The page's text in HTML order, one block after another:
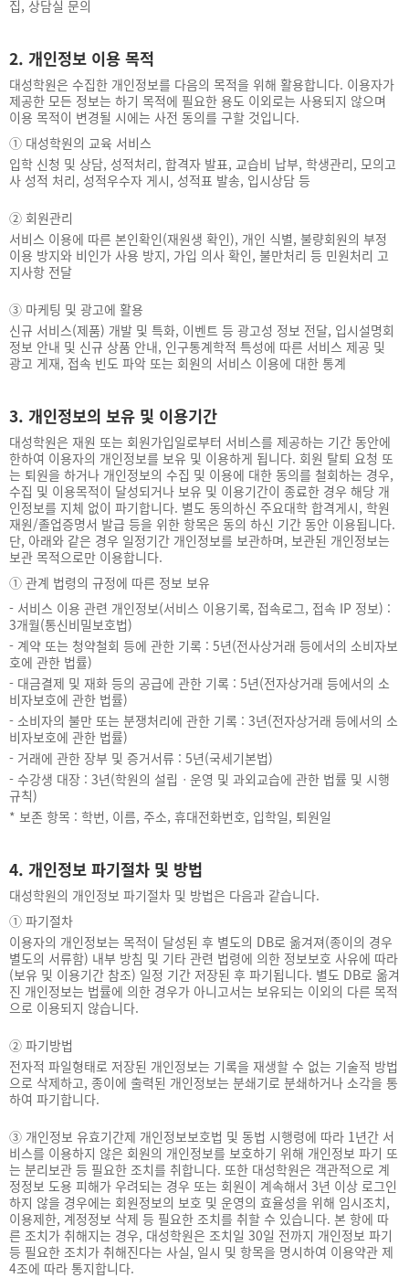
집, 상담실 문의
2. 개인정보 이용 목적
대성학원은 수집한 개인정보를 다음의 목적을 위해 활용합니다. 이용자가
제공한 모든 정보는 하기 목적에 필요한 용도 이외로는 사용되지 않으며
이용 목적이 변경될 시에는 사전 동의를 구할 것입니다.
① 대성학원의 교육 서비스
입학 신청 및 상담, 성적처리, 합격자 발표, 교습비 납부, 학생관리, 모의고
사 성적 처리, 성적우수자 게시, 성적표 발송, 입시상담 등
② 회원관리
서비스 이용에 따른 본인확인(재원생 확인), 개인 식별, 불량회원의 부정
이용 방지와 비인가 사용 방지, 가입 의사 확인, 불만처리 등 민원처리 고
지사항 전달
③ 마케팅 및 광고에 활용
신규 서비스(제품) 개발 및 특화, 이벤트 등 광고성 정보 전달, 입시설명회
정보 안내 및 신규 상품 안내, 인구통계학적 특성에 따른 서비스 제공 및
광고 게재, 접속 빈도 파악 또는 회원의 서비스 이용에 대한 통계
3. 개인정보의 보유 및 이용기간
대성학원은 재원 또는 회원가입일로부터 서비스를 제공하는 기간 동안에
한하여 이용자의 개인정보를 보유 및 이용하게 됩니다. 회원 탈퇴 요청 또
는 퇴원을 하거나 개인정보의 수집 및 이용에 대한 동의를 철회하는 경우,
수집 및 이용목적이 달성되거나 보유 및 이용기간이 종료한 경우 해당 개
인정보를 지체 없이 파기합니다. 별도 동의하신 주요대학 합격게시, 학원
재원/졸업증명서 발급 등을 위한 항목은 동의 하신 기간 동안 이용됩니다.
단, 아래와 같은 경우 일정기간 개인정보를 보관하며, 보관된 개인정보는
보관 목적으로만 이용합니다.
① 관계 법령의 규정에 따른 정보 보유
- 서비스 이용 관련 개인정보(서비스 이용기록, 접속로그, 접속 IP 정보) :
3개월(통신비밀보호법)
- 계약 또는 청약철회 등에 관한 기록 : 5년(전사상거래 등에서의 소비자보
호에 관한 법률)
- 대금결제 및 재화 등의 공급에 관한 기록 : 5년(전자상거래 등에서의 소
비자보호에 관한 법률)
- 소비자의 불만 또는 분쟁처리에 관한 기록 : 3년(전자상거래 등에서의 소
비자보호에 관한 법률)
- 거래에 관한 장부 및 증거서류 : 5년(국세기본법)
- 수강생 대장 : 3년(학원의 설립ㆍ운영 및 과외교습에 관한 법률 및 시행
규칙)
* 보존 항목 : 학번, 이름, 주소, 휴대전화번호, 입학일, 퇴원일
4. 개인정보 파기절차 및 방법
대성학원의 개인정보 파기절차 및 방법은 다음과 같습니다.
① 파기절차
이용자의 개인정보는 목적이 달성된 후 별도의 DB로 옮겨져(종이의 경우
별도의 서류함) 내부 방침 및 기타 관련 법령에 의한 정보보호 사유에 따라
(보유 및 이용기간 참조) 일정 기간 저장된 후 파기됩니다. 별도 DB로 옮겨
진 개인정보는 법률에 의한 경우가 아니고서는 보유되는 이외의 다른 목적
으로 이용되지 않습니다.
② 파기방법
전자적 파일형태로 저장된 개인정보는 기록을 재생할 수 없는 기술적 방법
으로 삭제하고, 종이에 출력된 개인정보는 분쇄기로 분쇄하거나 소각을 통
하여 파기합니다.
③ 개인정보 유효기간제 개인정보보호법 및 동법 시행령에 따라 1년간 서
비스를 이용하지 않은 회원의 개인정보를 보호하기 위해 개인정보 파기 또
는 분리보관 등 필요한 조치를 취합니다. 또한 대성학원은 객관적으로 계
정정보 도용 피해가 우려되는 경우 또는 회원이 계속해서 3년 이상 로그인
하지 않을 경우에는 회원정보의 보호 및 운영의 효율성을 위해 임시조치,
이용제한, 계정정보 삭제 등 필요한 조치를 취할 수 있습니다. 본 항에 따
른 조치가 취해지는 경우, 대성학원은 조치일 30일 전까지 개인정보 파기
등 필요한 조치가 취해진다는 사실, 일시 및 항목을 명시하여 이용약관 제
4조에 따라 통지합니다.